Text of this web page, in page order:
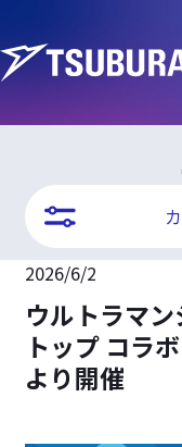
2026/6/2
ウルトラマ
トップ コラ
より開催